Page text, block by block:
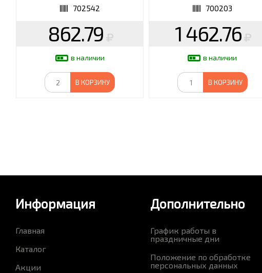
702542
862.79
в наличии
В КОРЗИНУ
700203
1 462.76
в наличии
В КОРЗИНУ
Информация
Главная
Каталог
Акции
Дополнительно
График работы в
праздничные дни
Положение по обработке
персональных данных